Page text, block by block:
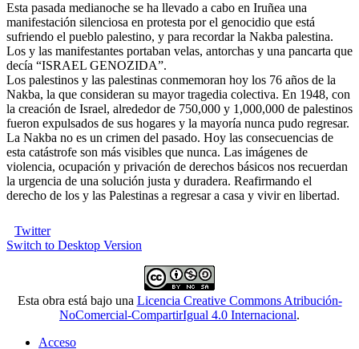
Esta pasada medianoche se ha llevado a cabo en Iruñea una
manifestación silenciosa en protesta por el genocidio que está
sufriendo el pueblo palestino, y para recordar la Nakba palestina.
Los y las manifestantes portaban velas, antorchas y una pancarta que
decía “ISRAEL GENOZIDA”.
Los palestinos y las palestinas conmemoran hoy los 76 años de la
Nakba, la que consideran su mayor tragedia colectiva. En 1948, con
la creación de Israel, alrededor de 750,000 y 1,000,000 de palestinos
fueron expulsados de sus hogares y la mayoría nunca pudo regresar.
La Nakba no es un crimen del pasado. Hoy las consecuencias de
esta catástrofe son más visibles que nunca. Las imágenes de
violencia, ocupación y privación de derechos básicos nos recuerdan
la urgencia de una solución justa y duradera. Reafirmando el
derecho de los y las Palestinas a regresar a casa y vivir en libertad.
Twitter
Switch to Desktop Version
Esta obra está bajo una Licencia Creative Commons Atribución-
NoComercial-CompartirIgual 4.0 Internacional.
Acceso